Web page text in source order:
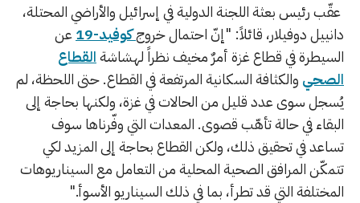
عقّب رئيس بعثة اللجنة الدولية في إسرائيل والأراضي المحتلة،
دانييل دوفيلار، قائلاً: "إنّ احتمال خروجكوفيد-19
عن
السيطرة في قطاع غزة أمرٌ مخيف نظراً لهشاشةالقطاع
الصحي والكثافة السكانية المرتفعة في القطاع. حتى اللحظة، لم
يُسجل سوى عدد قليل من الحالات في غزة، ولكنها بحاجة إلى
البقاء في حالة تأهّب قصوى. المعدات التي وفّرناها سوف
تساعد في تحقيق ذلك، ولكن القطاع بحاجة إلى المزيد لكي
تتمكّن المرافق الصحية المحلية من التعامل مع السيناريوهات
المختلفة التي قد تطرأ، بما في ذلك السيناريو الأسوأ."